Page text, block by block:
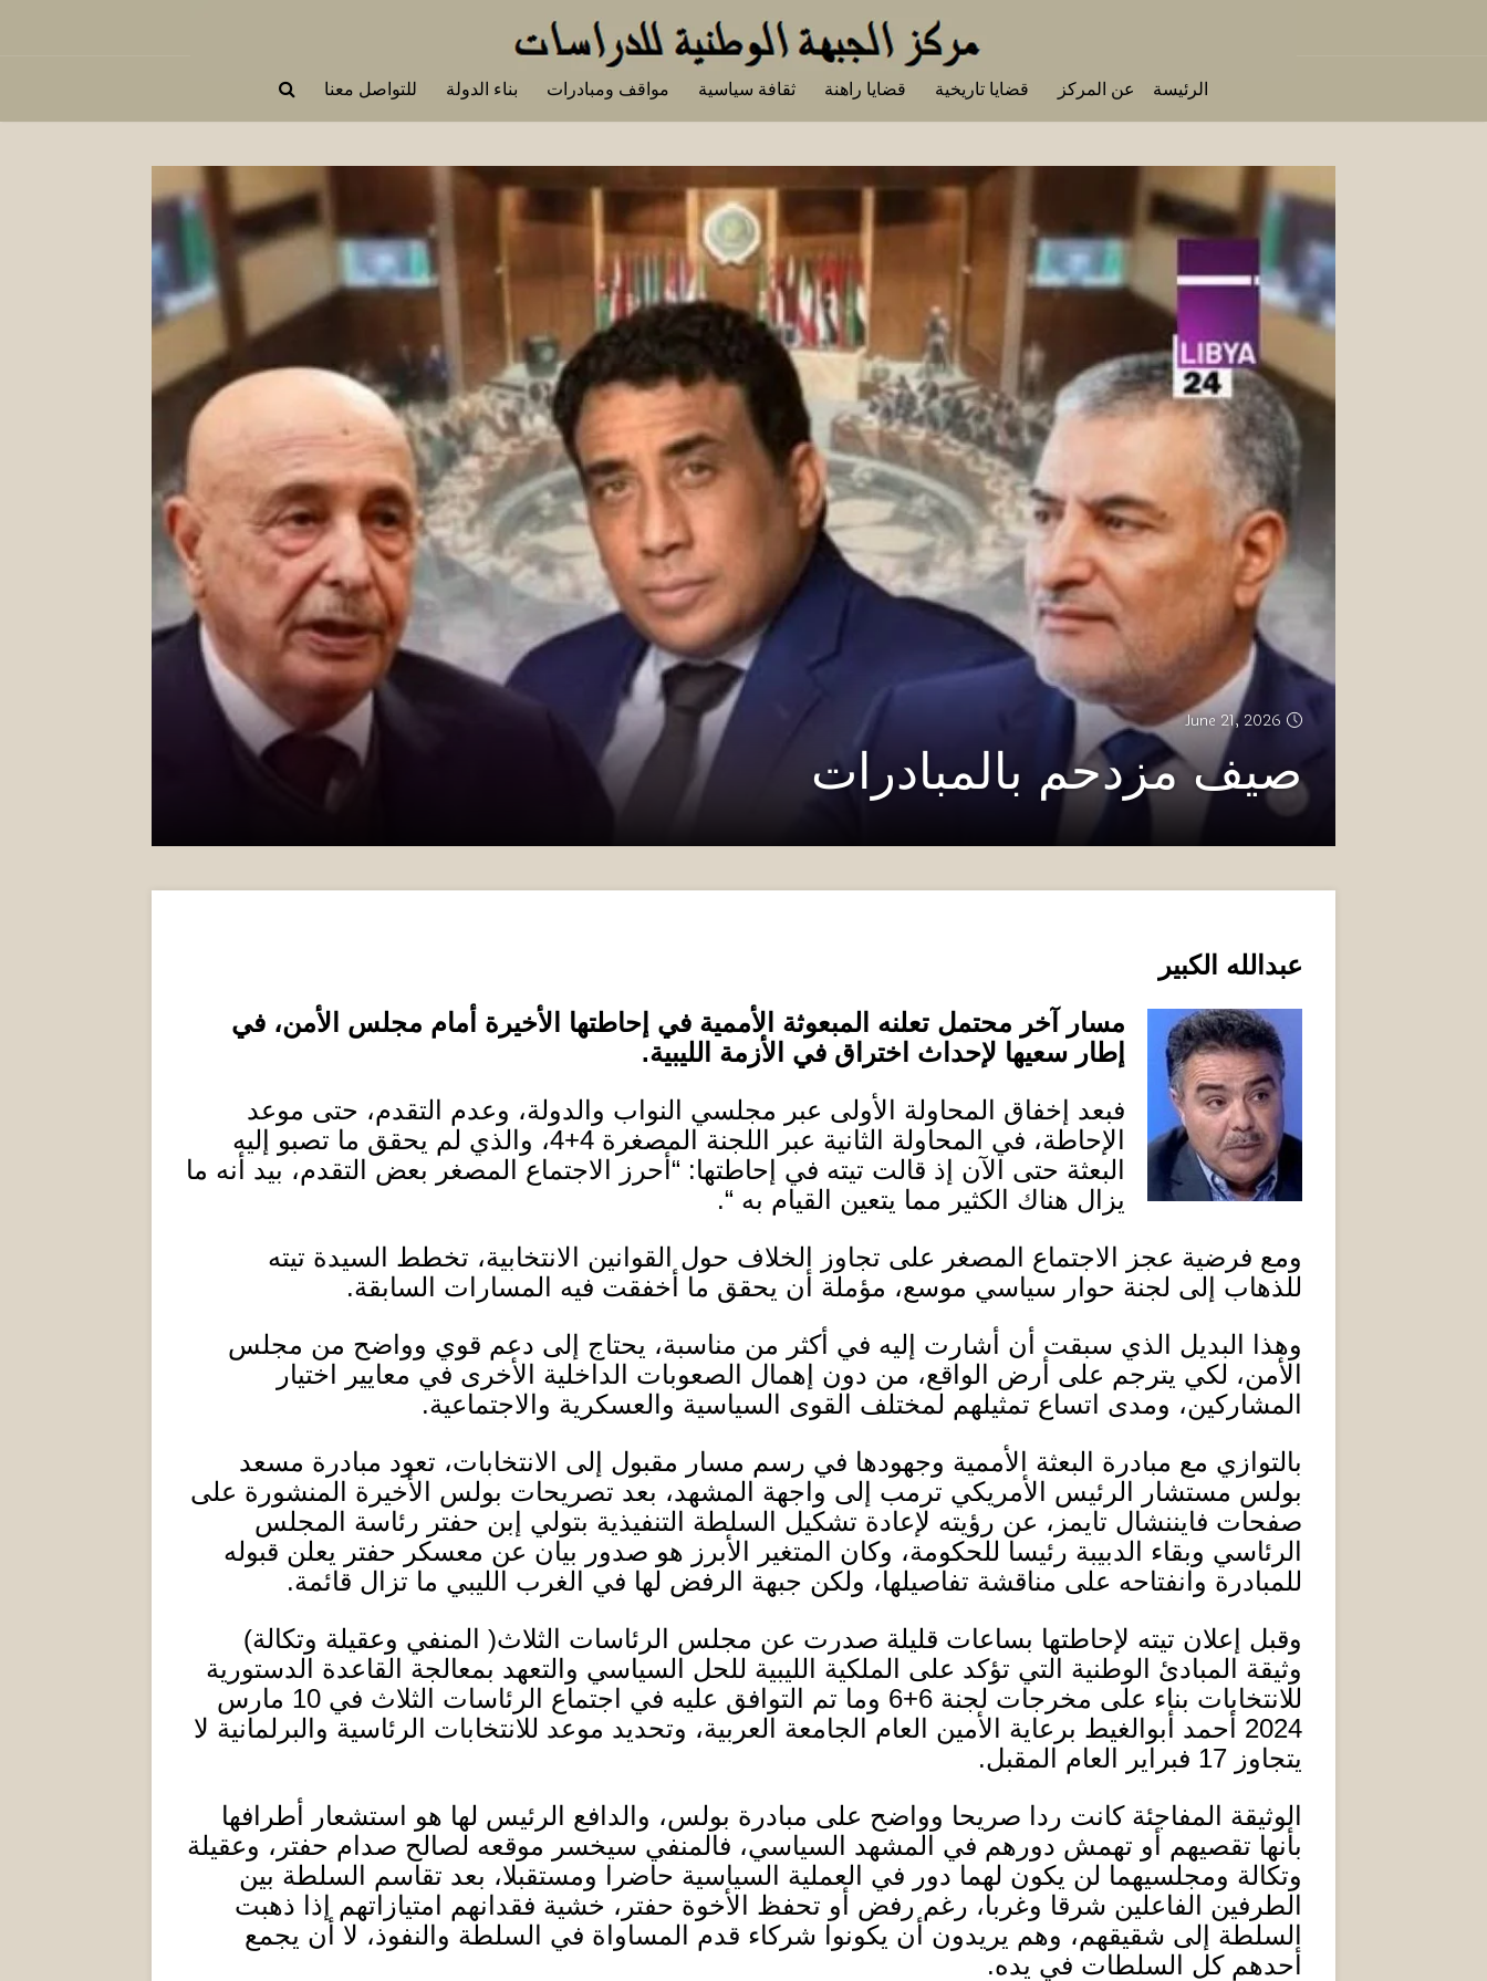
الرئيسة عن المركز قضايا تاريخية قضايا راهنة ثقافة سياسية مواقف ومبادرات بناء الدولة للتواصل معنا
June 21, 2026
صيف مزدحم بالمبادرات
عبدالله الكبير
مسار آخر محتمل تعلنه المبعوثة الأممية في إحاطتها الأخيرة أمام مجلس الأمن، في
إطار سعيها لإحداث اختراق في الأزمة الليبية.
فبعد إخفاق المحاولة الأولى عبر مجلسي النواب والدولة، وعدم التقدم، حتى موعد
الإحاطة، في المحاولة الثانية عبر اللجنة المصغرة 4+4
، والذي لم يحقق ما تصبو إليه
البعثة حتى الآن إذ قالت تيته في إحاطتها: “أحرز الاجتماع المصغر بعض التقدم، بيد أنه ما
يزال هناك الكثير مما يتعين القيام به “.
ومع فرضية عجز الاجتماع المصغر على تجاوز الخلاف حول القوانين الانتخابية، تخطط السيدة تيته
للذهاب إلى لجنة حوار سياسي موسع، مؤملة أن يحقق ما أخفقت فيه المسارات السابقة.
وهذا البديل الذي سبقت أن أشارت إليه في أكثر من مناسبة، يحتاج إلى دعم قوي وواضح من مجلس
الأمن، لكي يترجم على أرض الواقع، من دون إهمال الصعوبات الداخلية الأخرى في معايير اختيار
المشاركين، ومدى اتساع تمثيلهم لمختلف القوى السياسية والعسكرية والاجتماعية.
بالتوازي مع مبادرة البعثة الأممية وجهودها في رسم مسار مقبول إلى الانتخابات، تعود مبادرة مسعد
بولس مستشار الرئيس الأمريكي ترمب إلى واجهة المشهد، بعد تصريحات بولس الأخيرة المنشورة على
صفحات فايننشال تايمز، عن رؤيته لإعادة تشكيل السلطة التنفيذية بتولي إبن حفتر رئاسة المجلس
الرئاسي وبقاء الدبيبة رئيسا للحكومة، وكان المتغير الأبرز هو صدور بيان عن معسكر حفتر يعلن قبوله
للمبادرة وانفتاحه على مناقشة تفاصيلها، ولكن جبهة الرفض لها في الغرب الليبي ما تزال قائمة.
وقبل إعلان تيته لإحاطتها بساعات قليلة صدرت عن مجلس الرئاسات الثلاث( المنفي وعقيلة وتكالة)
وثيقة المبادئ الوطنية التي تؤكد على الملكية الليبية للحل السياسي والتعهد بمعالجة القاعدة الدستورية
للانتخابات بناء على مخرجات لجنة 6+6 وما تم التوافق عليه في اجتماع الرئاسات الثلاث في 10 مارس
2024 أحمد أبوالغيط برعاية الأمين العام الجامعة العربية، وتحديد موعد للانتخابات الرئاسية والبرلمانية لا
يتجاوز 17 فبراير العام المقبل.
الوثيقة المفاجئة كانت ردا صريحا وواضح على مبادرة بولس، والدافع الرئيس لها هو استشعار أطرافها
بأنها تقصيهم أو تهمش دورهم في المشهد السياسي، فالمنفي سيخسر موقعه لصالح صدام حفتر، وعقيلة
وتكالة ومجلسيهما لن يكون لهما دور في العملية السياسية حاضرا ومستقبلا، بعد تقاسم السلطة بين
الطرفين الفاعلين شرقا وغربا، رغم رفض أو تحفظ الأخوة حفتر، خشية فقدانهم امتيازاتهم إذا ذهبت
السلطة إلى شقيقهم، وهم يريدون أن يكونوا شركاء قدم المساواة في السلطة والنفوذ، لا أن يجمع
أحدهم كل السلطات في يده.